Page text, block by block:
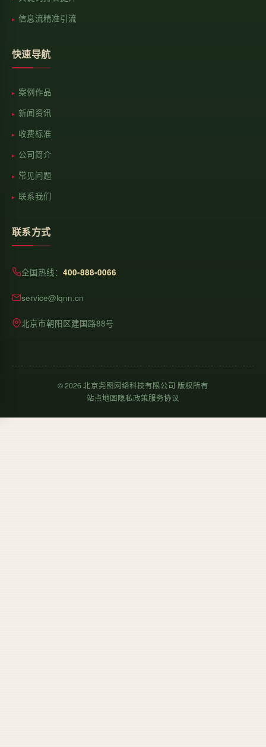
信息流精准引流
快速导航
案例作品
新闻资讯
收费标准
公司简介
常见问题
联系我们
联系方式
全国热线： 400-888-0066
service@lqnn.cn
北京市朝阳区建国路88号
©2026北京尧图网络科技有限公司 版权所有
站点地图隐私政策服务协议